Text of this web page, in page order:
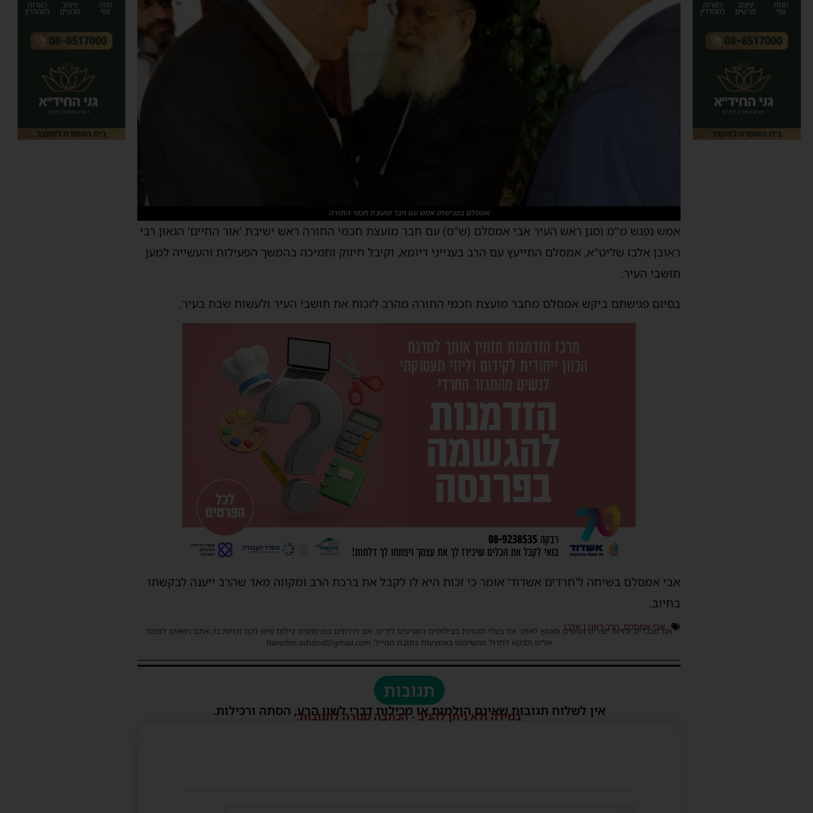
אמסלם בפגישתו אמש עם חבר מועצת חכמי התורה
אמש נפגש מ"מ וסגן ראש העיר אבי אמסלם (ש"ס) עם חבר מועצת חכמי התורה ראש ישיבת 'אור החיים' הגאון רבי
ראובן אלבז שליט"א, אמסלם התייעץ עם הרב בענייני דיומא, וקיבל חיזוק ותמיכה בהמשך הפעילות והעשייה למען
תושבי העיר.
בסיום פגישתם ביקש אמסלם מחבר מועצת חכמי התורה מהרב לזכות את תושבי העיר ולעשות שבת בעיר.
אבי אמסלם בשיחה ל'חרדים אשדוד' אומר כי זכות היא לו לקבל את ברכת הרב ומקווה מאד שהרב ייענה לבקשתו
בחיוב.
אבי אמסלם,הרב ראובן אלבז
אנו מכבדים זכויות יוצרים ועושים מאמץ לאתר את בעלי הזכויות בצילומים המגיעים לידינו. אם זיהיתים בפרסומינו צילום שיש לכם זכויות בו, אתם רשאים לפנות
אלינו ולבקש לחדול מהשימוש באמצעות כתובת המייל: haredim.ashdod@gmail.com
תגובות
אין לשלוח תגובות שאינם הולמות או מכילות דברי לשון הרע, הסתה ורכילות.
במידה ולא ניתן להגיב - הכתבה סגורה לתגובות.